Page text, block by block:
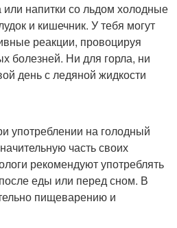
или напитки со льдом холодные
и кишечник. У тебя могут
реакции, провоцируя
болезней. Ни для горла, ни
день с ледяной жидкости
употреблении на голодный
часть своих
рекомендуют употреблять
еды или перед сном. В
пищеварению и